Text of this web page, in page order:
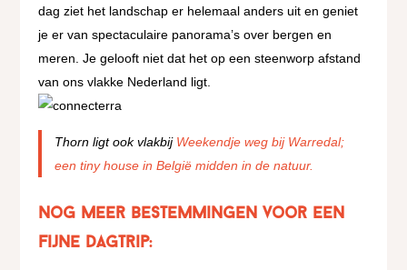
dag ziet het landschap er helemaal anders uit en geniet
je er van spectaculaire panorama’s over bergen en
meren. Je gelooft niet dat het op een steenworp afstand
van ons vlakke Nederland ligt.
Thorn ligt ook vlakbij Weekendje weg bij Warredal;
een tiny house in België midden in de natuur.
Nog meer bestemmingen voor een
fijne dagtrip: